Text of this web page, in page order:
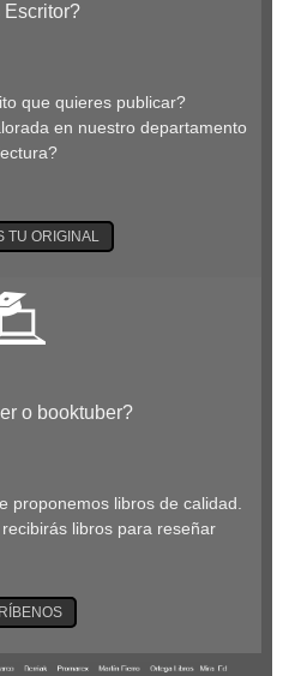
Escritor?
que quieres publicar?
en nuestro departamento
TU ORIGINAL
o booktuber?
proponemos libros de calidad.
libros para reseñar